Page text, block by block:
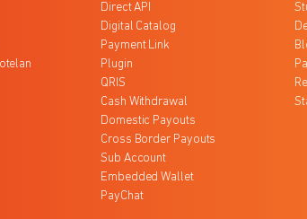
Direct API
Digital Catalog
Payment Link
Plugin
QRIS
Cash Withdrawal
Domestic Payouts
Cross Border Payouts
Sub Account
Embedded Wallet
PayChat